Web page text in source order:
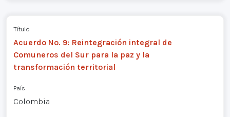
Título
Acuerdo No. 9: Reintegración integral de
Comuneros del Sur para la paz y la
transformación territorial
País
Colombia